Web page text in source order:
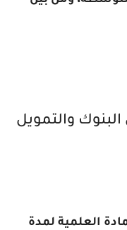
والتمويل
العلمية لمدة